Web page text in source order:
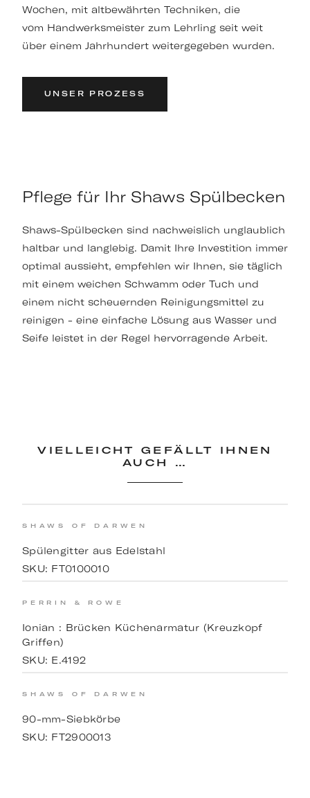
Wochen, mit altbewährten Techniken, die
vom Handwerksmeister zum Lehrling seit weit
über einem Jahrhundert weitergegeben wurden.
UNSER PROZESS
Pflege für Ihr Shaws Spülbecken
Shaws-Spülbecken sind nachweislich unglaublich
haltbar und langlebig. Damit Ihre Investition immer
optimal aussieht, empfehlen wir Ihnen, sie täglich
mit einem weichen Schwamm oder Tuch und
einem nicht scheuernden Reinigungsmittel zu
reinigen - eine einfache Lösung aus Wasser und
Seife leistet in der Regel hervorragende Arbeit.
VIELLEICHT GEFÄLLT IHNEN
AUCH …
SHAWS OF DARWEN
Spülengitter aus Edelstahl
SKU: FT0100010
PERRIN & ROWE
Ionian : Brücken Küchenarmatur (Kreuzkopf
Griffen)
SKU: E.4192
SHAWS OF DARWEN
90-mm-Siebkörbe
SKU: FT2900013